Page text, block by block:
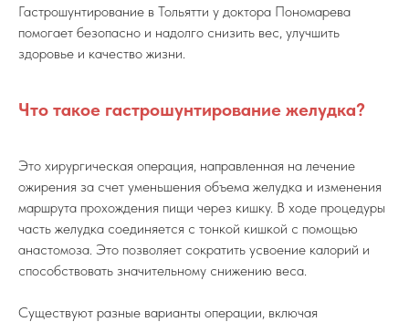
Гастрошунтирование в Тольятти у доктора Пономарева
помогает безопасно и надолго снизить вес, улучшить
здоровье и качество жизни.
Что такое гастрошунтирование желудка?
Это хирургическая операция, направленная на лечение
ожирения за счет уменьшения объема желудка и изменения
маршрута прохождения пищи через кишку. В ходе процедуры
часть желудка соединяется с тонкой кишкой с помощью
анастомоза. Это позволяет сократить усвоение калорий и
способствовать значительному снижению веса.
Существуют разные варианты операции, включая